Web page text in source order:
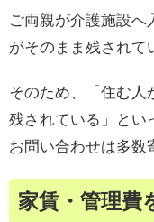
ご両親が介護施設へ
がそのまま残されて
そのため、「住む人
残されている」とい
お問い合わせは多数
家賃・管理費